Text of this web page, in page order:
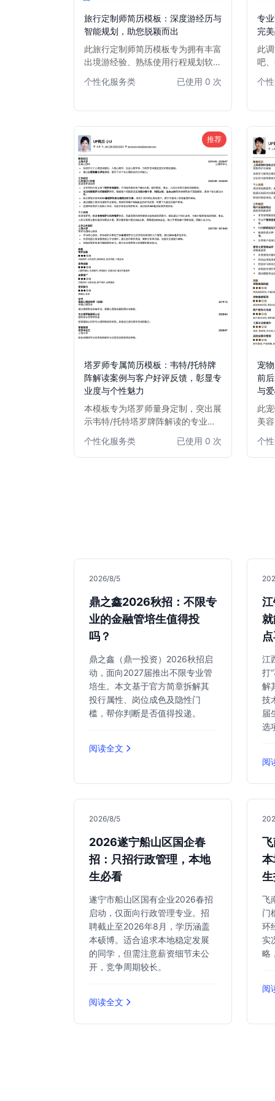
旅行定制师简历模板：深度游经历与
智能规划，助您脱颖而出
此旅行定制师简历模板专为拥有丰富
出境游经验、熟练使用行程规划软件
全球视野、个性化行程设计能力以及
争激烈的旅行行业中脱颖而出，获得
心仪的旅行定制师职位。
个性化服务类 已使用 0 次
专
完
此
吧
服
调
个
推荐
塔罗师专属简历模板：韦特/托特牌
阵解读案例与客户好评反馈，彰显专
业度与个性魅力
本模板专为塔罗师量身定制，突出展
示韦特/托特塔罗牌阵解读的专业案
帮助塔罗师有效呈现其独特的专业技
能、服务特色和良好口碑，吸引更多
个性化服务类 已使用 0 次
宠
前
与
此
美
对
和
个
2026/8/5
鼎之鑫2026秋招：不限专
业的金融管培生值得投
吗？
鼎之鑫（鼎一投资）2026秋招启
动，面向2027届推出不限专业管
培生。本文基于官方简章拆解其
投行属性、岗位成色及隐性门
槛，帮你判断是否值得投递。
阅读全文
江
打
解
技
届
选
阅
2026/8/5
2026遂宁船山区国企春
招：只招行政管理，本地
生必看
遂宁市船山区国有企业2026春招
启动，仅面向行政管理专业。招
聘截止至2026年8月，学历涵盖
本硕博。适合追求本地稳定发展
的同学，但需注意薪资细节未公
开，竞争周期较长。
阅读全文
飞
门
环
实
略
阅